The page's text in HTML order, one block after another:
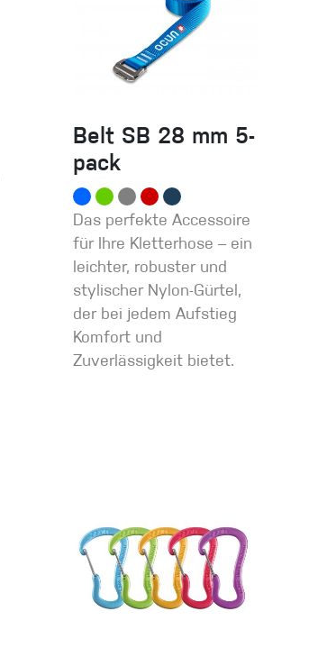
Belt SB 28 mm 5-
pack
Das perfekte Accessoire
für Ihre Kletterhose – ein
leichter, robuster und
stylischer Nylon-Gürtel,
der bei jedem Aufstieg
Komfort und
Zuverlässigkeit bietet.